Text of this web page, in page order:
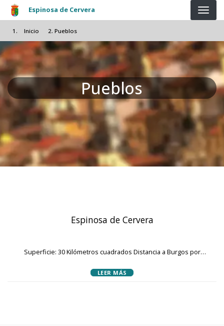
Pasar al contenido principal
Espinosa de Cervera
Inicio Pueblos
Pueblos
Espinosa de Cervera
Superficie: 30 Kilómetros cuadrados Distancia a Burgos por
LEER MÁS